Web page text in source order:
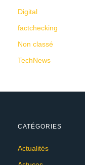
Digital
factchecking
Non classé
TechNews
CATÉGORIES
Actualités